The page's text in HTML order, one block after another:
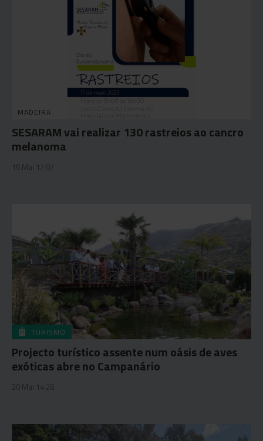
MADEIRA
SESARAM vai realizar 130 rastreios ao cancro
melanoma
16 Mai 17:07
TURISMO
Projecto turístico assente num oásis de aves
exóticas abre no Campanário
20 Mai 14:28